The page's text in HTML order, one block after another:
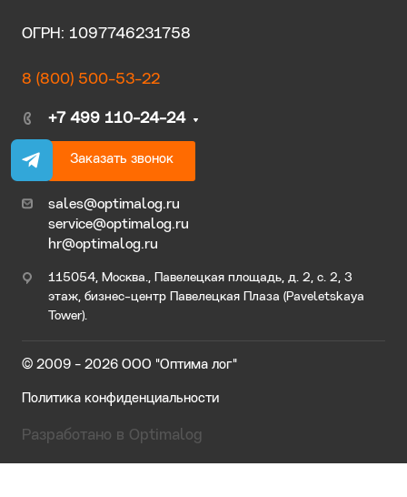
ОГРН: 1097746231758
8 (800) 500-53-22
+7 499 110-24-24
Заказать звонок
sales@optimalog.ru
service@optimalog.ru
hr@optimalog.ru
115054, Москва., Павелецкая площадь, д. 2, с. 2, 3
этаж, бизнес-центр Павелецкая Плаза (Paveletskaya
Tower).
© 2009 - 2026 ООО "Оптима лог"
Политика конфиденциальности
Разработано в Optimalog